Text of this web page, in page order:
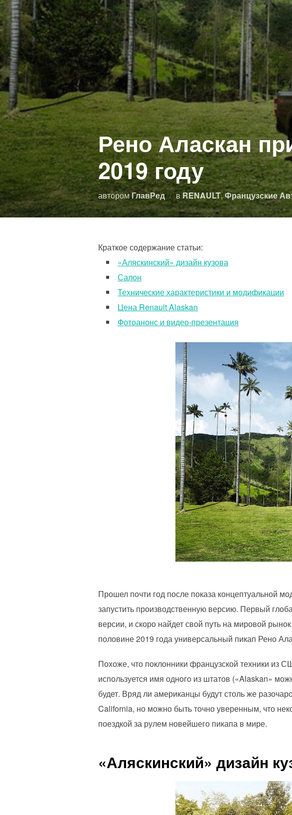
Рено Аласкан
2019 году
авторомГлавРед вRENAULT,Французские
Краткое содержание статьи:
«Аляскинский» дизайн кузова
Салон
Технические характеристики и модификации
Цена Renault Alaskan
Фотоанонс и видео-презентация
Прошел почти год после показа концептуальной
запустить производственную версию. Первый
версии, и скоро найдет свой путь на мировой
половине 2019 года универсальный пикап Рено
Похоже, что поклонники французской техники из
используется имя одного из штатов («Alaskan»
будет. Вряд ли американцы будут столь же
California, но можно быть точно уверенным, что
поездкой за рулем новейшего пикапа в мире.
«Аляскинский» дизайн